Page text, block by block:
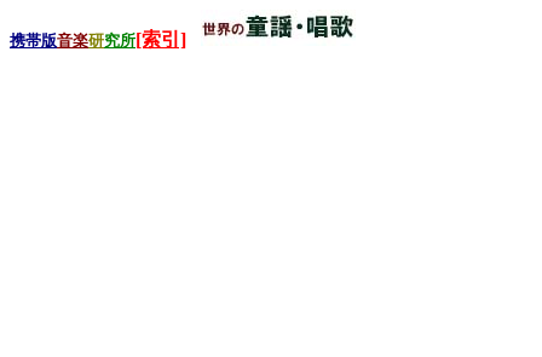
携帯版音楽研究所[索引]